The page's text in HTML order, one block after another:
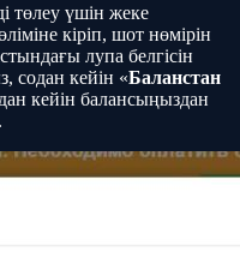
төлеу үшін жеке
кіріп, шот нөмірін
лупа белгісін
содан кейін «Баланстан
кейін балансыңыздан